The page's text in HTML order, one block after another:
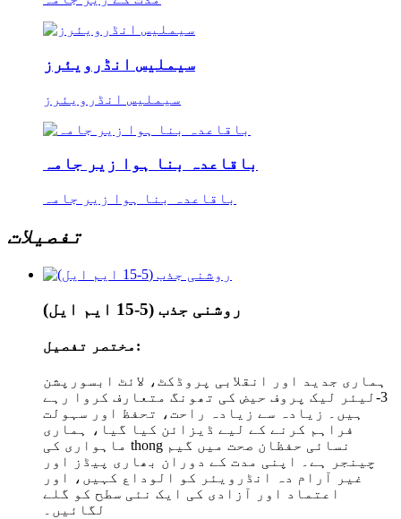
سیملیس انڈرویئرز
سیملیس انڈرویئرز
باقاعدہ بنا ہوا زیر جامہ
باقاعدہ بنا ہوا زیر جامہ
تفصیلات
روشنی جذب (5-15 ایم ایل)
مختصر تفصیل:
ہماری جدید اور انقلابی پروڈکٹ، لائٹ ابسورپشن
3-لیئر لیک پروف حیض کی تھونگ متعارف کروا رہے
ہیں۔ زیادہ سے زیادہ راحت، تحفظ اور سہولت
فراہم کرنے کے لیے ڈیزائن کیا گیا، ہماری
ماہواری کی thong نسائی حفظان صحت میں گیم
چینجر ہے۔ اپنی مدت کے دوران بھاری پیڈز اور
غیر آرام دہ انڈرویئر کو الوداع کہیں، اور
اعتماد اور آزادی کی ایک نئی سطح کو گلے
لگائیں۔